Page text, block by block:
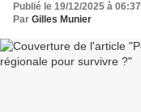
Publié le 19/12/2025 à 06:37
Par Gilles Munier